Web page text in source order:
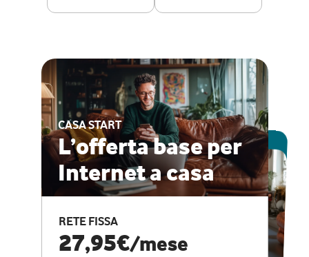
CASA START
L’offerta base per
Internet a casa
RETE FISSA
27,95€/mese
ESCLUSIVA ONLINE
CASA PRO
Internet veloce e
vantaggi speciali